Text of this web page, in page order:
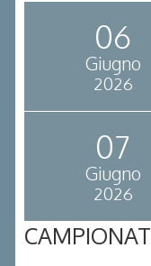
06
Giugno
2026
07
Giugno
2026